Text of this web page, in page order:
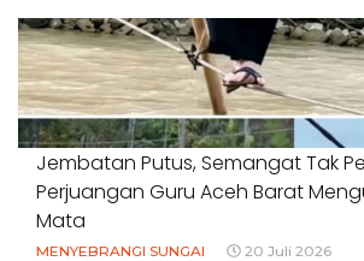
Jembatan Putus, Semangat Tak
Perjuangan Guru Aceh Barat
Mata
MENYEBRANGI SUNGAI 20 Juli 2026